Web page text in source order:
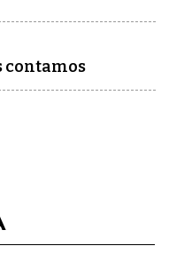
contamos